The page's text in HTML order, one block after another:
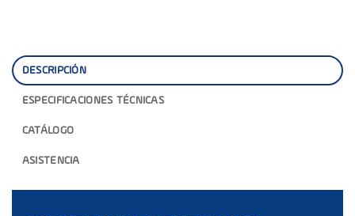
DESCRIPCIÓN
ESPECIFICACIONES TÉCNICAS
CATÁLOGO
ASISTENCIA